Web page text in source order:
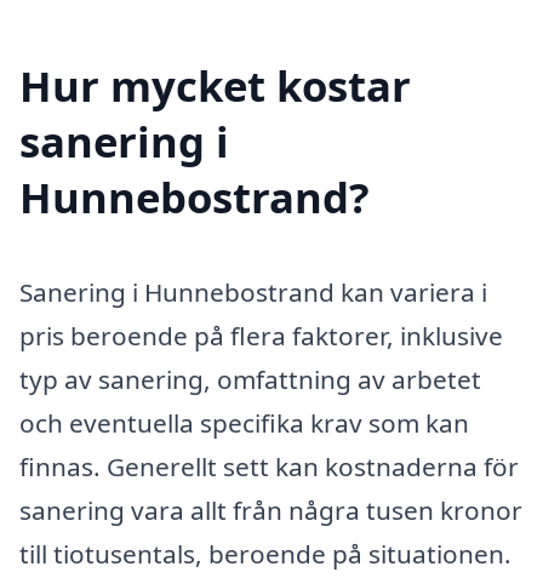
Hur mycket kostar
sanering i
Hunnebostrand?
Sanering i Hunnebostrand kan variera i
pris beroende på flera faktorer, inklusive
typ av sanering, omfattning av arbetet
och eventuella specifika krav som kan
finnas. Generellt sett kan kostnaderna för
sanering vara allt från några tusen kronor
till tiotusentals, beroende på situationen.